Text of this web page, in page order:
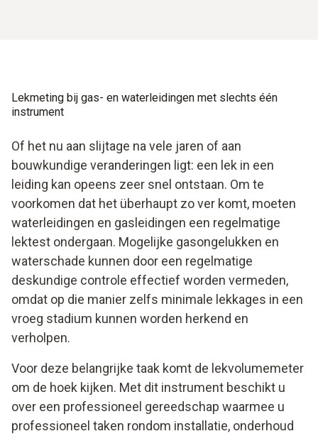
wettelijke voorschriften heel simpel.
De in het instrument geïntegreerde drukpomp maakt
een hoge drukopbouw mogelijk
Lekmeting bij gas- en waterleidingen met slechts één
instrument
Of het nu aan slijtage na vele jaren of aan
bouwkundige veranderingen ligt: een lek in een
leiding kan opeens zeer snel ontstaan. Om te
voorkomen dat het überhaupt zo ver komt, moeten
waterleidingen en gasleidingen een regelmatige
lektest ondergaan. Mogelijke gasongelukken en
waterschade kunnen door een regelmatige
deskundige controle effectief worden vermeden,
omdat op die manier zelfs minimale lekkages in een
vroeg stadium kunnen worden herkend en
verholpen.
Voor deze belangrijke taak komt de lekvolumemeter
om de hoek kijken. Met dit instrument beschikt u
over een professioneel gereedschap waarmee u
professioneel taken rondom installatie, onderhoud